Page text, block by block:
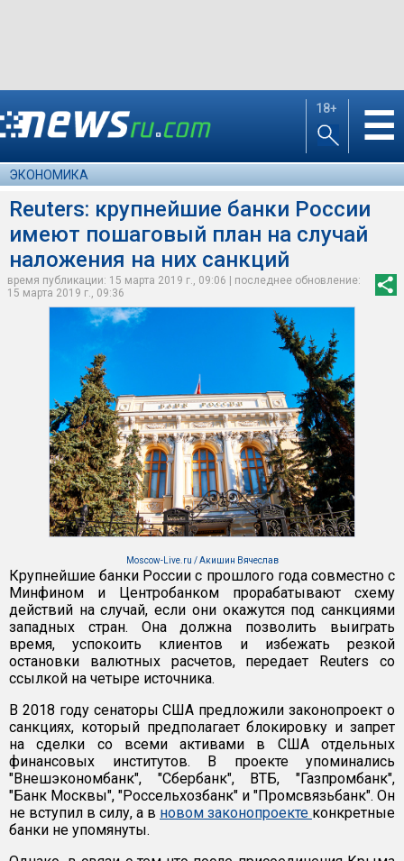
18+ ☰
ЭКОНОМИКА
Reuters: крупнейшие банки России
имеют пошаговый план на случай
наложения на них санкций
время публикации: 15 марта 2019 г., 09:06 | последнее обновление:
15 марта 2019 г., 09:36
Moscow-Live.ru / Акишин Вячеслав
Крупнейшие банки России с прошлого года совместно с
Минфином и Центробанком прорабатывают схему
действий на случай, если они окажутся под санкциями
западных стран. Она должна позволить выиграть
время, успокоить клиентов и избежать резкой
остановки валютных расчетов, передает Reuters со
ссылкой на четыре источника.
В 2018 году сенаторы США предложили законопроект о
санкциях, который предполагает блокировку и запрет
на сделки со всеми активами в США отдельных
финансовых институтов. В проекте упоминались
"Внешэкономбанк", "Сбербанк", ВТБ, "Газпромбанк",
"Банк Москвы", "Россельхозбанк" и "Промсвязьбанк". Он
не вступил в силу, а в новом законопроекте конкретные
банки не упомянуты.